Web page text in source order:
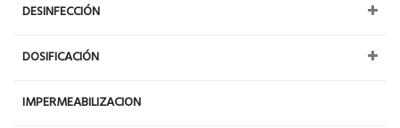
DESINFECCIÓN
DOSIFICACIÓN
IMPERMEABILIZACION